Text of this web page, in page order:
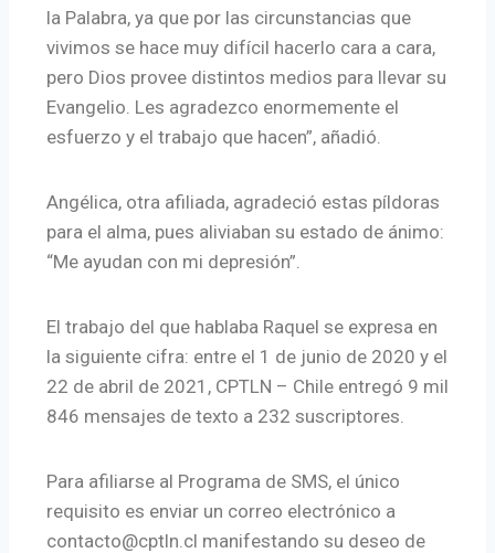
la Palabra, ya que por las circunstancias que
vivimos se hace muy difícil hacerlo cara a cara,
pero Dios provee distintos medios para llevar su
Evangelio. Les agradezco enormemente el
esfuerzo y el trabajo que hacen”, añadió.
Angélica, otra afiliada, agradeció estas píldoras
para el alma, pues aliviaban su estado de ánimo:
“Me ayudan con mi depresión”.
El trabajo del que hablaba Raquel se expresa en
la siguiente cifra: entre el 1 de junio de 2020 y el
22 de abril de 2021, CPTLN – Chile entregó 9 mil
846 mensajes de texto a 232 suscriptores.
Para afiliarse al Programa de SMS, el único
requisito es enviar un correo electrónico a
contacto@cptln.cl manifestando su deseo de